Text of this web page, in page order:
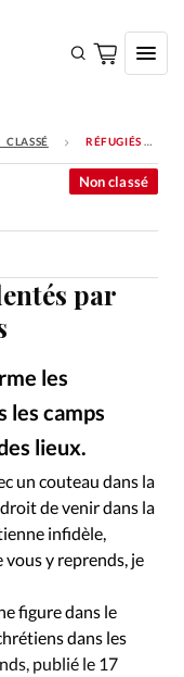
Culture
réveil
Monde
RÉFUGIÉS CHRÉTIENS VIOLENTÉS PAR LEURS PAIRS MUSULMANS
par
les
les camps
lieux.
Non classé
©iStockphoto
un couteau dans la
droit de venir dans la
infidèle,
vous y reprends, je
figure dans le
dans les
publié le 17